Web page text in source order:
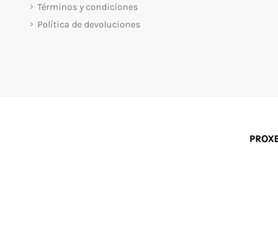
Términos y condiciones
Política de devoluciones